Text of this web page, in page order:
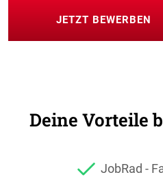
JETZT BEWERBEN
Deine Vorteile
JobRad -